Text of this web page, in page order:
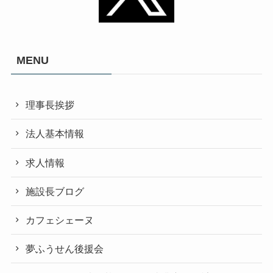
MENU
理事長挨拶
法人基本情報
求人情報
施設長ブログ
カフェシェーヌ
夢ふうせん後援会